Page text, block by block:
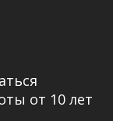
от 10 лет